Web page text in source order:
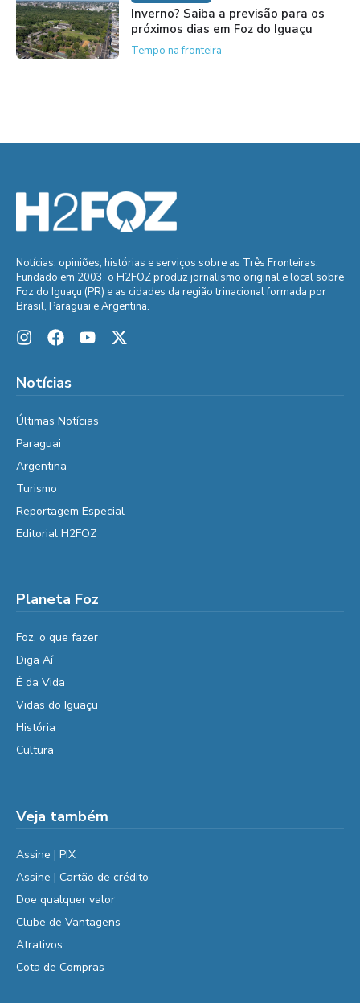
Inverno? Saiba a previsão para os
próximos dias em Foz do Iguaçu
Tempo na fronteira
Notícias, opiniões, histórias e serviços sobre as Três Fronteiras.
Fundado em 2003, o H2FOZ produz jornalismo original e local sobre
Foz do Iguaçu (PR) e as cidades da região trinacional formada por
Brasil, Paraguai e Argentina.
Notícias
Últimas Notícias
Paraguai
Argentina
Turismo
Reportagem Especial
Editorial H2FOZ
Planeta Foz
Foz, o que fazer
Diga Aí
É da Vida
Vidas do Iguaçu
História
Cultura
Veja também
Assine | PIX
Assine | Cartão de crédito
Doe qualquer valor
Clube de Vantagens
Atrativos
Cota de Compras